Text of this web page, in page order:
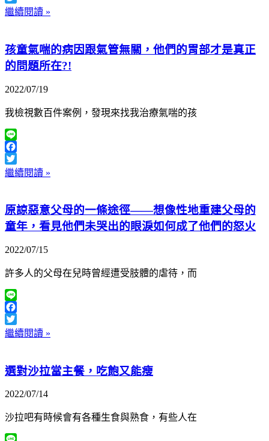
Twitter
繼續閱讀 »
孩童氣喘的病因跟氣管無關，他們的胃部才是真正
的問題所在?!
2022/07/19
我檢視數百件案例，發現來找我治療氣喘的孩
Line
Facebook
Twitter
繼續閱讀 »
原諒惡意父母的一條途徑——想像性地重建父母的
童年，看見他們未哭出的眼淚如何成了他們的怒火
2022/07/15
許多人的父母在兒時曾經遭受肢體的虐待，而
Line
Facebook
Twitter
繼續閱讀 »
選對沙拉當主餐，吃飽又能瘦
2022/07/14
沙拉吧有時候會有各種生食與熟食，有些人在